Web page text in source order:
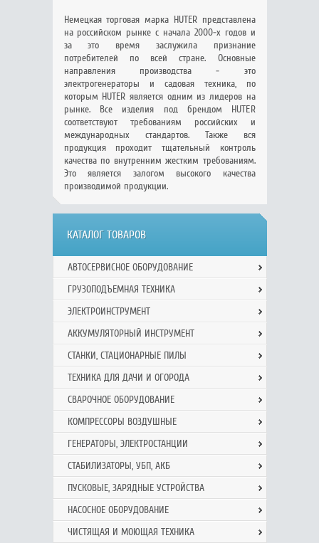
Немецкая торговая марка HUTER представлена
на российском рынке с начала 2000-х годов и
за это время заслужила признание
потребителей по всей стране. Основные
направления производства - это
электрогенераторы и садовая техника, по
которым HUTER является одним из лидеров на
рынке. Все изделия под брендом HUTER
соответствуют требованиям российских и
международных стандартов. Также вся
продукция проходит тщательный контроль
качества по внутренним жестким требованиям.
Это является залогом высокого качества
производимой продукции.
КАТАЛОГ ТОВАРОВ
АВТОСЕРВИСНОЕ ОБОРУДОВАНИЕ
ГРУЗОПОДЪЕМНАЯ ТЕХНИКА
ЭЛЕКТРОИНСТРУМЕНТ
АККУМУЛЯТОРНЫЙ ИНСТРУМЕНТ
СТАНКИ, СТАЦИОНАРНЫЕ ПИЛЫ
ТЕХНИКА ДЛЯ ДАЧИ И ОГОРОДА
СВАРОЧНОЕ ОБОРУДОВАНИЕ
КОМПРЕССОРЫ ВОЗДУШНЫЕ
ГЕНЕРАТОРЫ, ЭЛЕКТРОСТАНЦИИ
СТАБИЛИЗАТОРЫ, УБП, АКБ
ПУСКОВЫЕ, ЗАРЯДНЫЕ УСТРОЙСТВА
НАСОСНОЕ ОБОРУДОВАНИЕ
ЧИСТЯЩАЯ И МОЮЩАЯ ТЕХНИКА